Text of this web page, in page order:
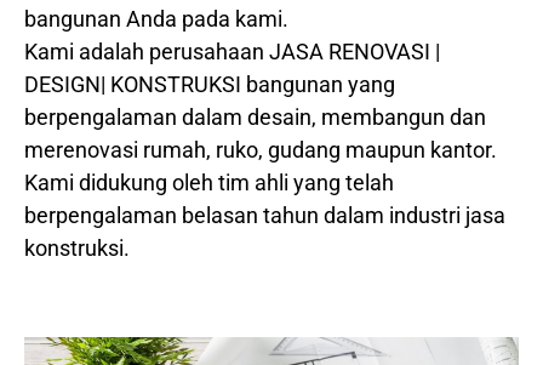
bangunan Anda pada kami.
Kami adalah perusahaan JASA RENOVASI |
DESIGN| KONSTRUKSI bangunan yang
berpengalaman dalam desain, membangun dan
merenovasi rumah, ruko, gudang maupun kantor.
Kami didukung oleh tim ahli yang telah
berpengalaman belasan tahun dalam industri jasa
konstruksi.